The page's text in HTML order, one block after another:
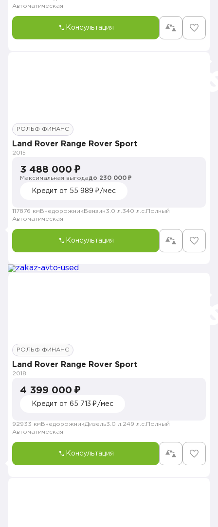
Автоматическая
Консультация
РОЛЬФ ФИНАНС
Land Rover Range Rover Sport
2015
3 488 000 ₽
Максимальная выгодадо 230 000 ₽
Кредит от 55 989 ₽/мес
117876 км Внедорожник Бензин3.0 л. 340 л.с. Полный
Автоматическая
Консультация
РОЛЬФ ФИНАНС
Land Rover Range Rover Sport
2018
4 399 000 ₽
Кредит от 65 713 ₽/мес
92933 км ВнедорожникДизель3.0 л. 249 л.с. Полный
Автоматическая
Консультация